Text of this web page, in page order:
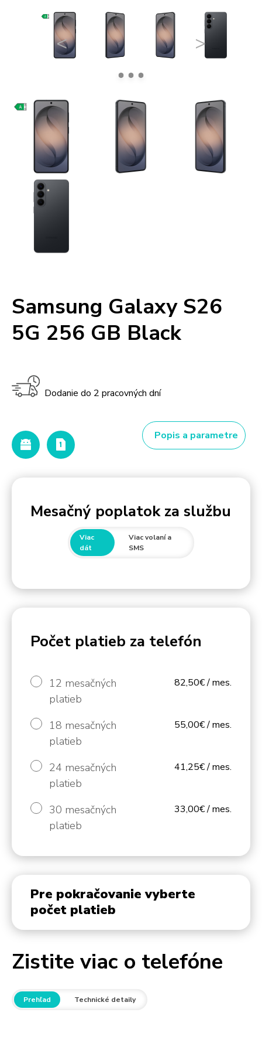
< >
Samsung Galaxy S26
5G 256 GB Black
Dodanie do 2 pracovných dní
Popis a parametre
Mesačný poplatok za službu
Viac
dát
Viac volaní a
SMS
Počet platieb za telefón
12 mesačných
platieb
82,50€ / mes.
18 mesačných
platieb
55,00€ / mes.
24 mesačných
platieb
41,25€ / mes.
30 mesačných
platieb
33,00€ / mes.
Pre pokračovanie vyberte
počet platieb
Zistite viac o telefóne
Prehľad Technické detaily